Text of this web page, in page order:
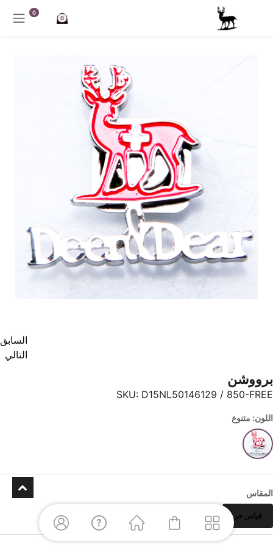
تخطي للذهاب إلى المحتوى
0
0
السابق
التالي
برووشن
SKU: D15NL50146129 / 850-FREE
اللون: متنوع
المقاس
قياس حر